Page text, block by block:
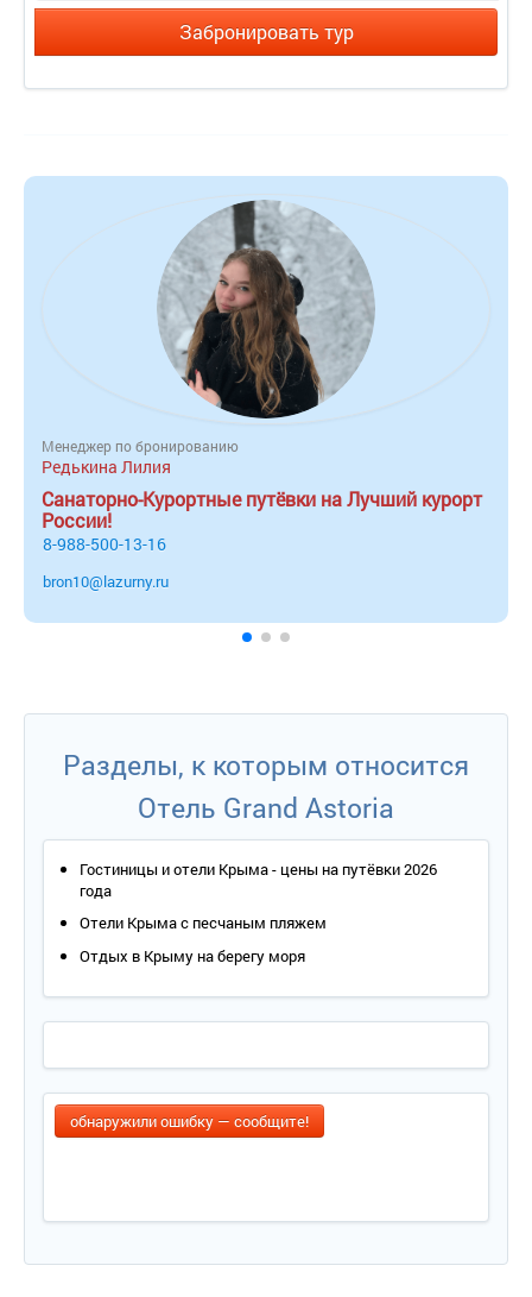
Забронировать тур
Менеджер по бронированию
Редькина Лилия
Санаторно-Курортные путёвки на Лучший курорт
России!
8-988-500-13-16
bron10@lazurny.ru
Разделы, к которым относится
Отель Grand Astoria
Гостиницы и отели Крыма - цены на путёвки 2026
года
Отели Крыма с песчаным пляжем
Отдых в Крыму на берегу моря
обнаружили ошибку — сообщите!